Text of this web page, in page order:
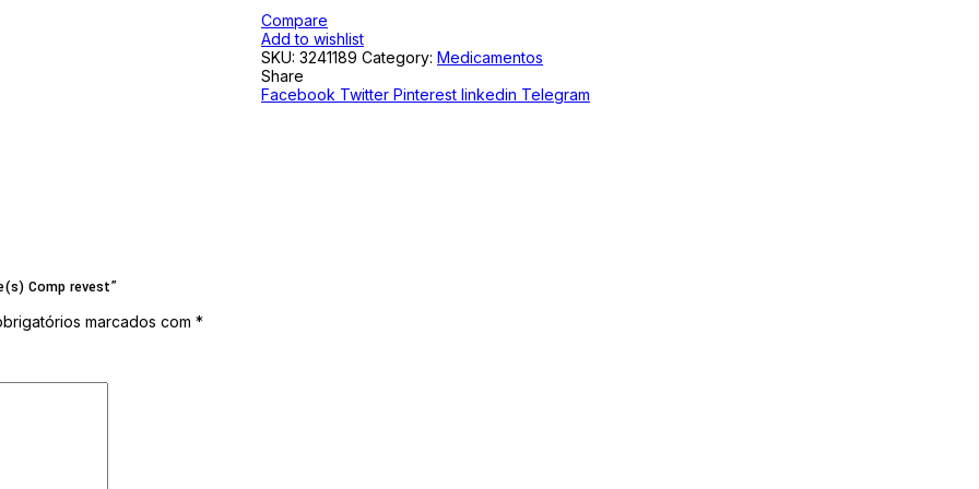
Compare
Add to wishlist
SKU: 3241189 Category: Medicamentos
Share
Facebook Twitter Pinterest linkedin Telegram
Comp revest”
marcados com *